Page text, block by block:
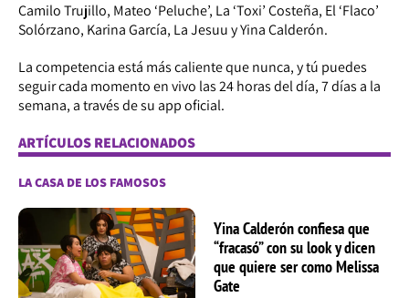
Camilo Trujillo, Mateo ‘Peluche’, La ‘Toxi’ Costeña, El ‘Flaco’
Solórzano, Karina García, La Jesuu y Yina Calderón.
La competencia está más caliente que nunca, y tú puedes
seguir cada momento en vivo las 24 horas del día, 7 días a la
semana, a través de su app oficial.
ARTÍCULOS RELACIONADOS
LA CASA DE LOS FAMOSOS
Yina Calderón confiesa que
“fracasó” con su look y dicen
que quiere ser como Melissa
Gate